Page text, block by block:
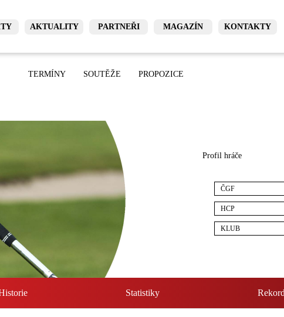
AKTUALITY PARTNEŘI MAGAZÍN KONTAKTY
TERMÍNY SOUTĚŽE PROPOZICE
Profil hráče
ČGF
HCP
KLUB
Statistiky